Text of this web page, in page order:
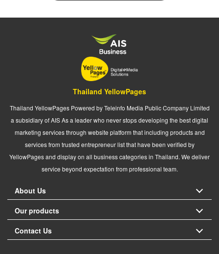
Thailand YellowPages
Thailand YellowPages Powered by Teleinfo Media Public Company Limited
a subsidiary of AIS As a leader who never stops developing the best digital
marketing services through website platform that including products and
services from trusted entrepreneur list that have been verified by
YellowPages and display on all business categories in Thailand. We deliver
service beyond expectation from professional team.
About Us
Our products
Contact Us